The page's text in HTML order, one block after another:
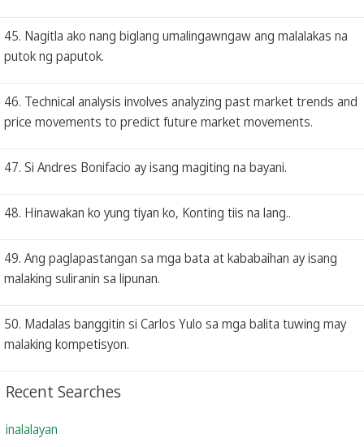
45. Nagitla ako nang biglang umalingawngaw ang malalakas na
putok ng paputok.
46. Technical analysis involves analyzing past market trends and
price movements to predict future market movements.
47. Si Andres Bonifacio ay isang magiting na bayani.
48. Hinawakan ko yung tiyan ko, Konting tiis na lang..
49. Ang paglapastangan sa mga bata at kababaihan ay isang
malaking suliranin sa lipunan.
50. Madalas banggitin si Carlos Yulo sa mga balita tuwing may
malaking kompetisyon.
Recent Searches
inalalayan